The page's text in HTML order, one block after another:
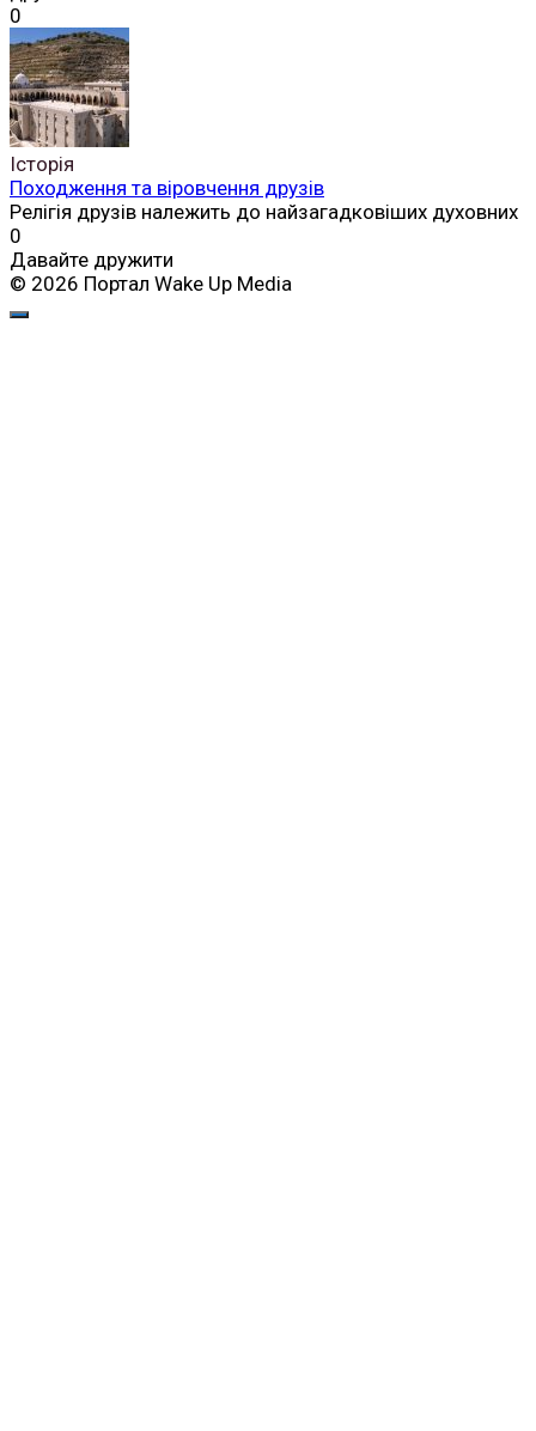
0
Історія
Походження та віровчення друзів
Релігія друзів належить до найзагадковіших духовних
0
Давайте дружити
© 2026 Портал Wake Up Media